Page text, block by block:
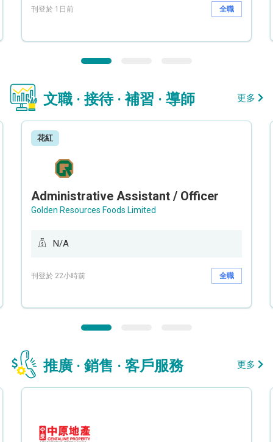
刊登於 1日前 全職
文職 · 接待 · 補習 · 導師 更多
花紅
Administrative Assistant / Officer
Golden Resources Foods Limited
N/A
刊登於 22小時前 全職
推廣 · 銷售 · 客戶服務 更多